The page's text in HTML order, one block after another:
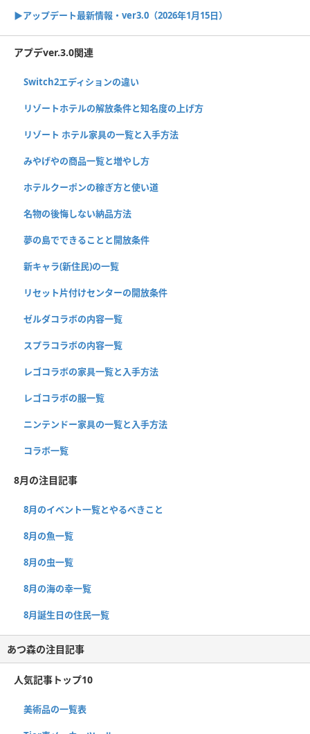
▶︎アップデート最新情報・ver3.0（2026年1月15日）
アプデver.3.0関連
Switch2エディションの違い
リゾートホテルの解放条件と知名度の上げ方
リゾート ホテル家具の一覧と入手方法
みやげやの商品一覧と増やし方
ホテルクーポンの稼ぎ方と使い道
名物の後悔しない納品方法
夢の島でできることと開放条件
新キャラ(新住民)の一覧
リセット片付けセンターの開放条件
ゼルダコラボの内容一覧
スプラコラボの内容一覧
レゴコラボの家具一覧と入手方法
レゴコラボの服一覧
ニンテンドー家具の一覧と入手方法
コラボ一覧
8月の注目記事
8月のイベント一覧とやるべきこと
8月の魚一覧
8月の虫一覧
8月の海の幸一覧
8月誕生日の住民一覧
あつ森の注目記事
人気記事トップ10
美術品の一覧表